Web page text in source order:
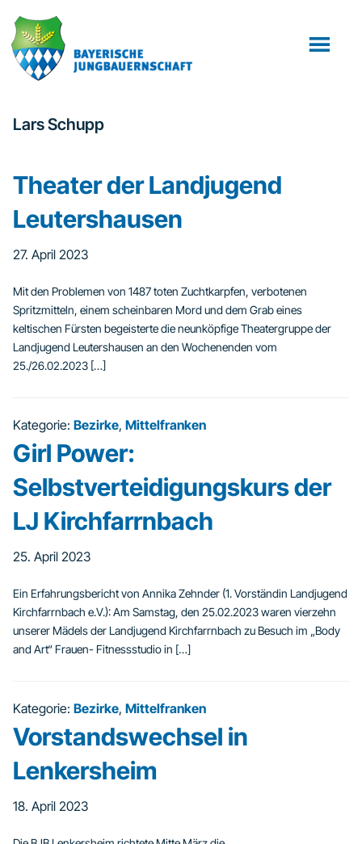
Inhalt
springen
Fußzeile
springen
Lars Schupp
Theater der Landjugend
Leutershausen
27. April 2023
Mit den Problemen von 1487 toten Zuchtkarpfen, verbotenen
Spritzmitteln, einem scheinbaren Mord und dem Grab eines
keltischen Fürsten begeisterte die neunköpfige Theatergruppe der
Landjugend Leutershausen an den Wochenenden vom
25./26.02.2023 […]
Kategorie: Bezirke, Mittelfranken
Girl Power:
Selbstverteidigungskurs der
LJ Kirchfarrnbach
25. April 2023
Ein Erfahrungsbericht von Annika Zehnder (1. Vorständin Landjugend
Kirchfarrnbach e.V.): Am Samstag, den 25.02.2023 waren vierzehn
unserer Mädels der Landjugend Kirchfarrnbach zu Besuch im „Body
and Art“ Frauen- Fitnessstudio in […]
Kategorie: Bezirke, Mittelfranken
Vorstandswechsel in
Lenkersheim
18. April 2023